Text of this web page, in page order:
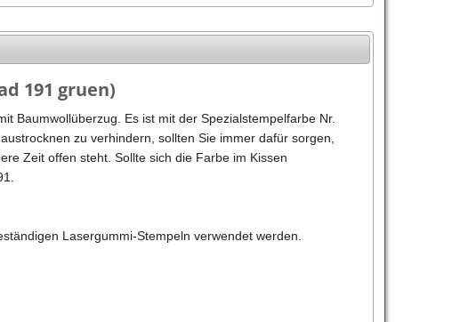
191 gruen)
Baumwollüberzug. Es ist mit der Spezialstempelfarbe Nr.
zu verhindern, sollten Sie immer dafür sorgen,
Zeit offen steht. Sollte sich die Farbe im Kissen
Lasergummi-Stempeln verwendet werden.